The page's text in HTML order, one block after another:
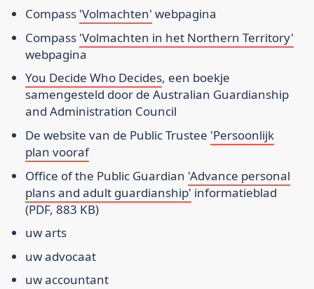
Compass 'Volmachten' webpagina
Compass 'Volmachten in het Northern Territory'
webpagina
You Decide Who Decides, een boekje
samengesteld door de Australian Guardianship
and Administration Council
De website van de Public Trustee 'Persoonlijk
plan vooraf
Office of the Public Guardian 'Advance personal
plans and adult guardianship' informatieblad
(PDF, 883 KB)
uw arts
uw advocaat
uw accountant